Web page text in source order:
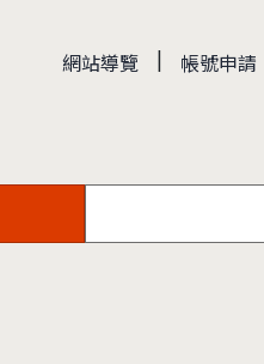
網站導覽 | 帳號申請